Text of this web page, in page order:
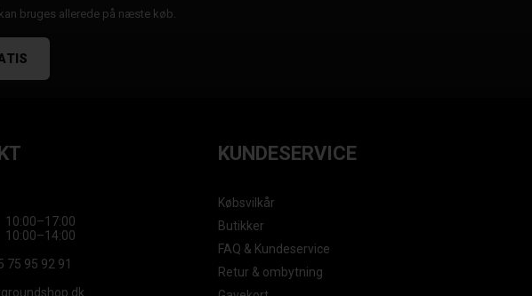
bruges allerede på næste køb.
10:00–17:00
10:00–14:00
75 95 92 91
KUNDESERVICE
Købsvilkår
Butikker
FAQ & Kundeservice
Retur & ombytning